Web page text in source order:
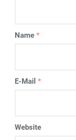
Name *
E-Mail *
Website